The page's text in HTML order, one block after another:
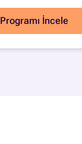
Programı İncele